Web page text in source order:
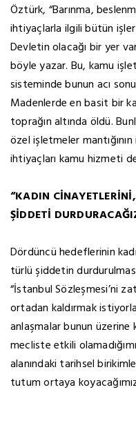
Öztürk, “Barınma,
ihtiyaçlarla ilgili bütün işler
Devletin olacağı bir yer
böyle yazar. Bu, kamu
sisteminde bunun acı
Madenlerde en basit bir
toprağın altında öldü.
özel işletmeler
ihtiyaçları kamu hizmeti
“KADIN
ŞİDDETİ
Dördüncü hedeflerinin
türlü şiddetin
“İstanbul Sözleşmesi’ni
ortadan kaldırmak
anlaşmalar bunun üzerine
mecliste etkili
alanındaki tarihsel
tutum ortaya